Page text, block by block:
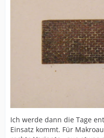
Ich werde dann die Tage
Einsatz kommt. Für